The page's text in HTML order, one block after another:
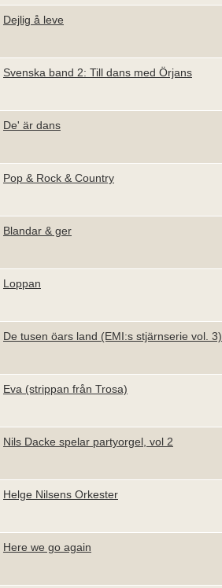
Dejlig å leve
Svenska band 2: Till dans med Örjans
De' är dans
Pop & Rock & Country
Blandar & ger
Loppan
De tusen öars land (EMI:s stjärnserie vol. 3)
Eva (strippan från Trosa)
Nils Dacke spelar partyorgel, vol 2
Helge Nilsens Orkester
Here we go again